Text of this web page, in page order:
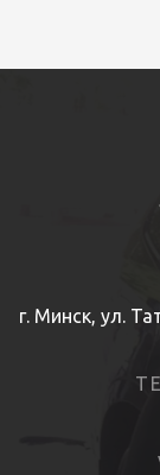
г. Минск, ул.